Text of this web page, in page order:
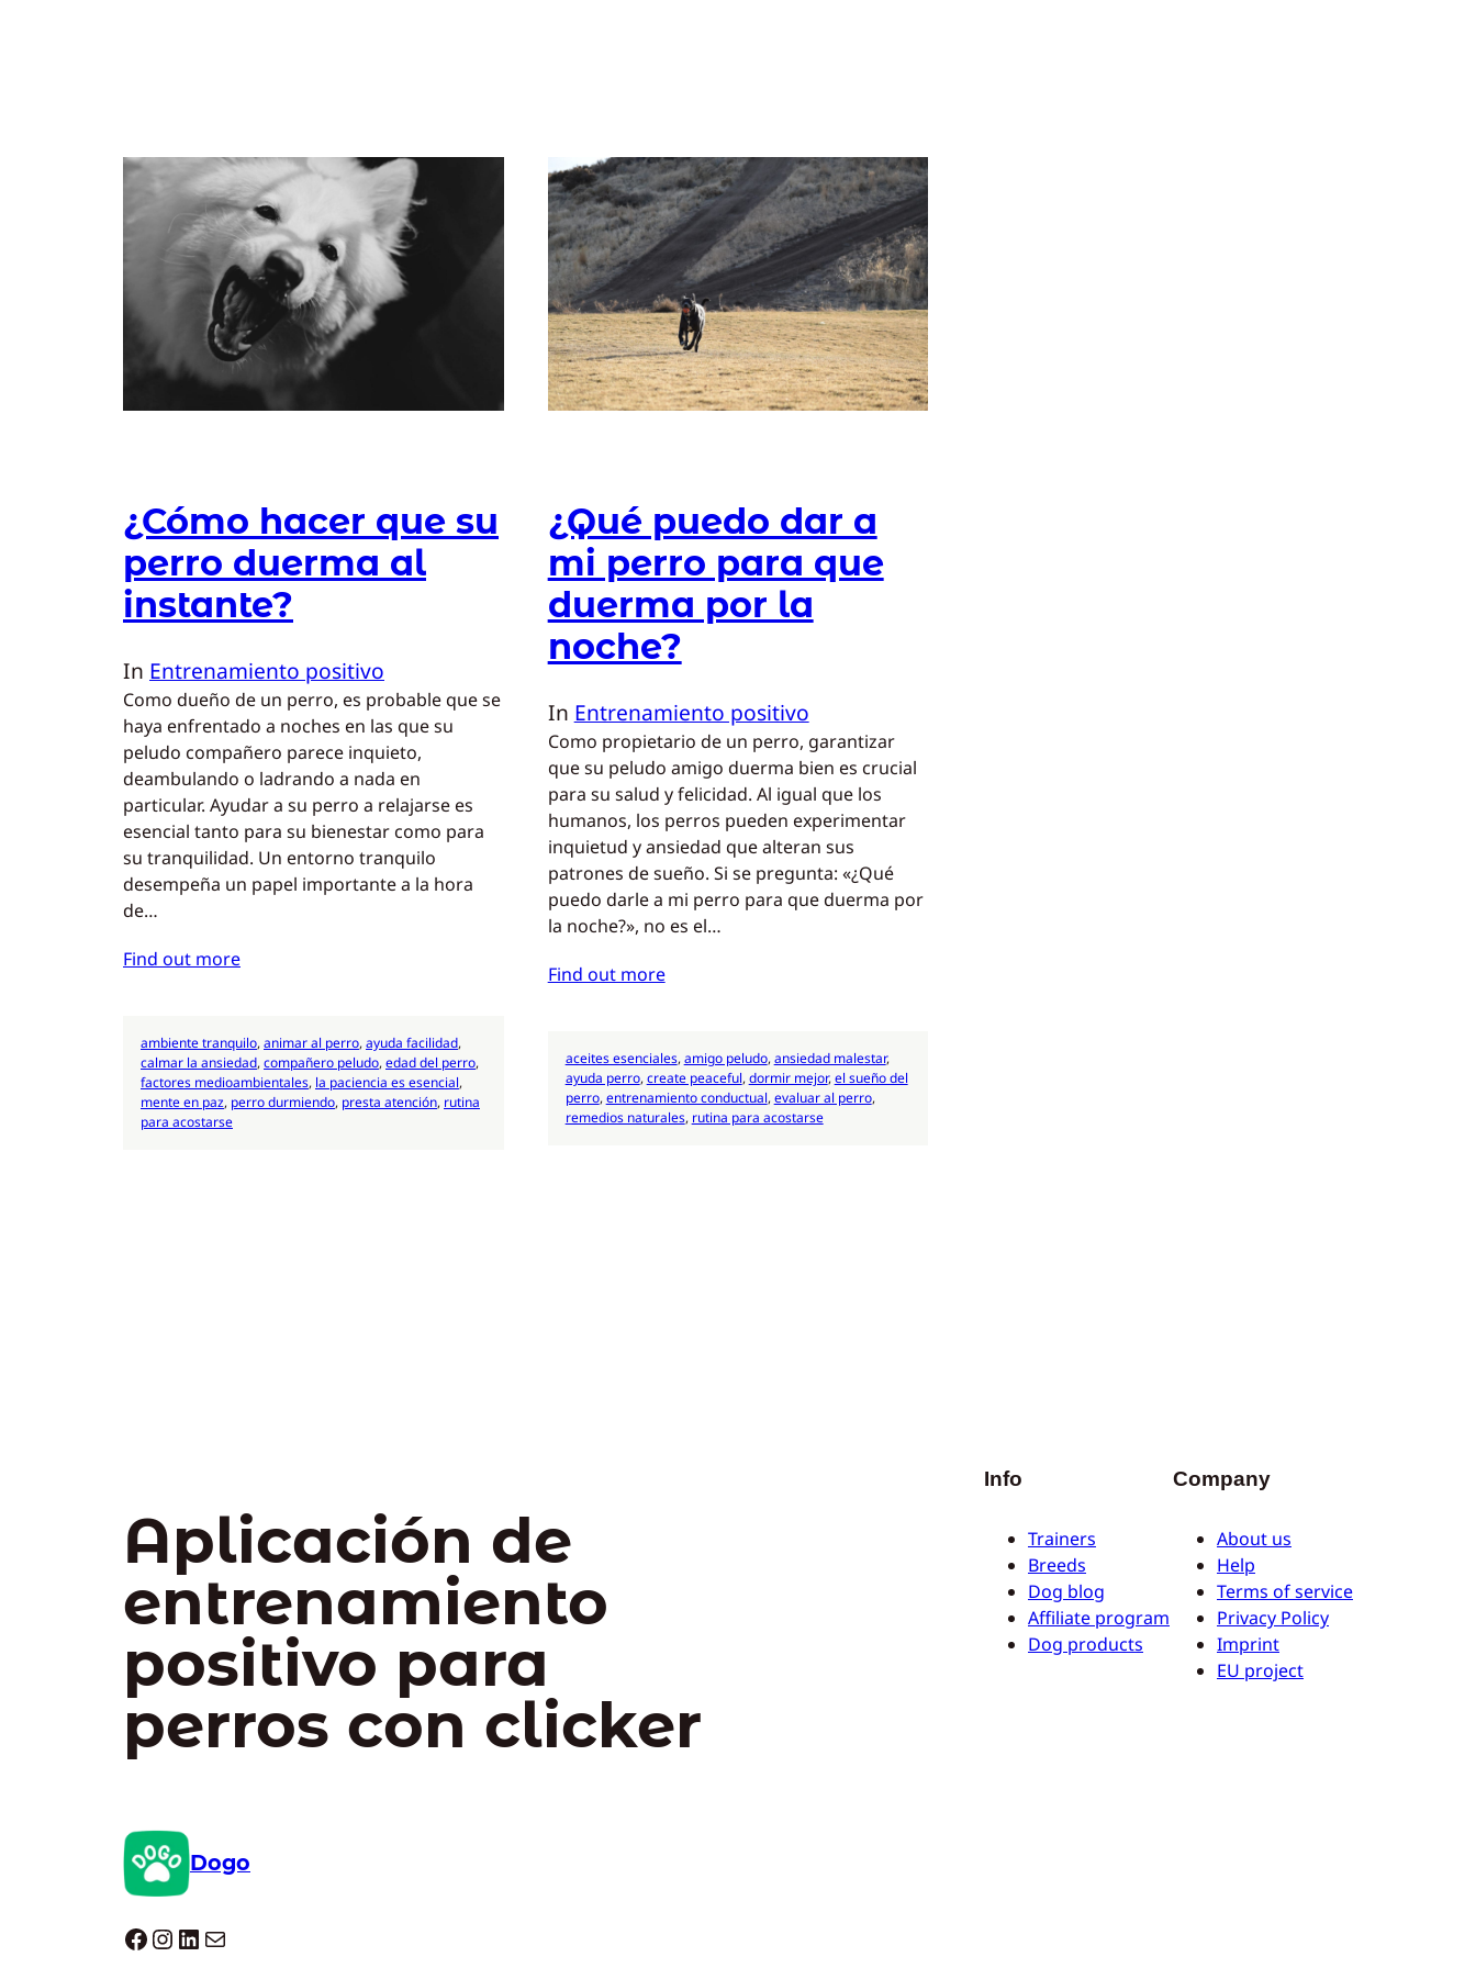
¿Cómo hacer que su
perro duerma al
instante?
In Entrenamiento positivo
Como dueño de un perro, es probable que se
haya enfrentado a noches en las que su
peludo compañero parece inquieto,
deambulando o ladrando a nada en
particular. Ayudar a su perro a relajarse es
esencial tanto para su bienestar como para
su tranquilidad. Un entorno tranquilo
desempeña un papel importante a la hora
de…
Find out more
ambiente tranquilo, animar al perro, ayuda facilidad
calmar la ansiedad, compañero peludo, edad del perro
factores medioambientales, la paciencia es esencial
mente en paz, perro durmiendo, presta atención, rutina
para acostarse
¿Qué puedo dar a
mi perro para que
duerma por la
noche?
In Entrenamiento positivo
Como propietario de un perro, garantizar
que su peludo amigo duerma bien es crucial
para su salud y felicidad. Al igual que los
humanos, los perros pueden experimentar
inquietud y ansiedad que alteran sus
patrones de sueño. Si se pregunta: «¿Qué
puedo darle a mi perro para que duerma por
la noche?», no es el…
Find out more
aceites esenciales, amigo peludo, ansiedad malestar
ayuda perro, create peaceful, dormir mejor, el sueño del
perro, entrenamiento conductual, evaluar al perro
remedios naturales, rutina para acostarse
Aplicación de
entrenamiento
positivo para
perros con clicker
Dogo
Dogo facebook InstagramLinkedIn Correo electrónico
Info
Trainers
Breeds
Dog blog
Affiliate program
Dog products
Company
About us
Help
Terms of service
Privacy Policy
Imprint
EU project